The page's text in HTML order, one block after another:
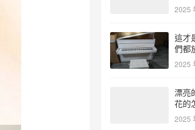
2025
這才
們都
2025
漂亮
花的
2025